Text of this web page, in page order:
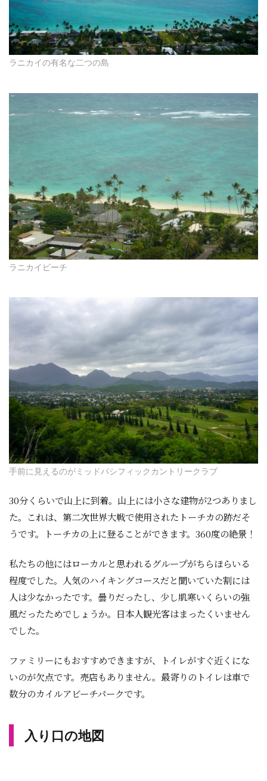
ラニカイの有名な二つの島
ラニカイビーチ
手前に見えるのがミッドパシフィックカントリークラブ
30分くらいで山上に到着。山上には小さな建物が2つありまし
た。これは、第二次世界大戦で使用されたトーチカの跡だそ
うです。トーチカの上に登ることができます。360度の絶景！
私たちの他にはローカルと思われるグループがちらほらいる
程度でした。人気のハイキングコースだと聞いていた割には
人は少なかったです。曇りだったし、少し肌寒いくらいの強
風だったためでしょうか。日本人観光客はまったくいません
でした。
ファミリーにもおすすめできますが、トイレがすぐ近くにな
いのが欠点です。売店もありません。最寄りのトイレは車で
数分のカイルアビーチパークです。
入り口の地図